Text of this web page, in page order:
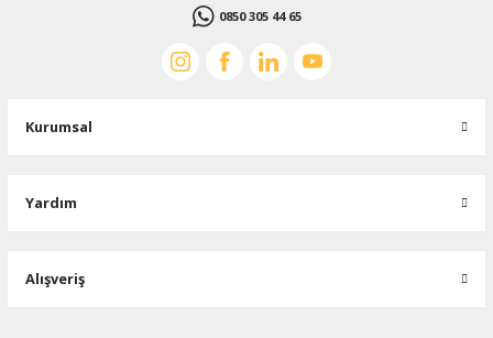
0850 305 44 65
Kurumsal
Yardım
Alışveriş